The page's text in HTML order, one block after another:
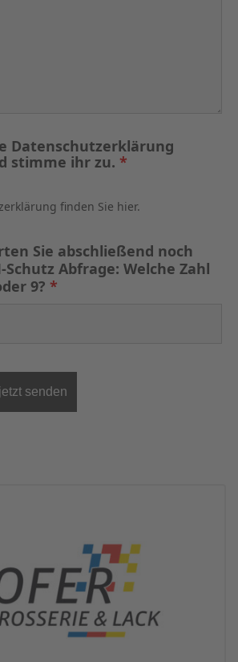
Datenschutzerklärung
stimme ihr zu. *
finden Sie hier.
Sie abschließend noch
Schutz Abfrage: Welche Zahl
9? *